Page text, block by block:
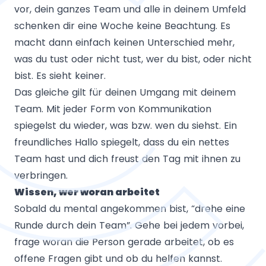
vor, dein ganzes Team und alle in deinem Umfeld
schenken dir eine Woche keine Beachtung. Es
macht dann einfach keinen Unterschied mehr,
was du tust oder nicht tust, wer du bist, oder nicht
bist. Es sieht keiner.
Das gleiche gilt für deinen Umgang mit deinem
Team. Mit jeder Form von Kommunikation
spiegelst du wieder, was bzw. wen du siehst. Ein
freundliches Hallo spiegelt, dass du ein nettes
Team hast und dich freust den Tag mit ihnen zu
verbringen.
Wissen, wer woran arbeitet
Sobald du mental angekommen bist, “drehe eine
Runde durch dein Team”. Gehe bei jedem vorbei,
frage woran die Person gerade arbeitet, ob es
offene Fragen gibt und ob du helfen kannst.